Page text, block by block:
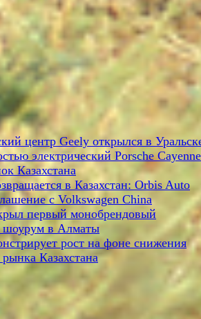
центр Geely открылся в
электрический Porsche Cayenne
Казахстана
в Казахстан: Orbis Auto
с Volkswagen China
первый монобрендовый
в Алматы
рост на фоне снижения
Казахстана